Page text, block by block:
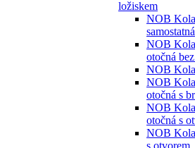
ložiskem
NOB
samostatná
NOB
otočná
NOB
NOB
otočná s
NOB
otočná s
NOB
s otvorem